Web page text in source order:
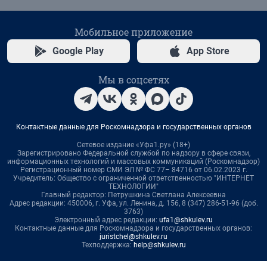
Мобильное приложение
Google Play App Store
Мы в соцсетях
Контактные данные для Роскомнадзора и государственных органов
Сетевое издание «Уфа1.ру» (18+)
Зарегистрировано Федеральной службой по надзору в сфере связи,
информационных технологий и массовых коммуникаций (Роскомнадзор)
Регистрационный номер СМИ ЭЛ № ФС 77– 84716 от 06.02.2023 г.
Учредитель: Общество с ограниченной ответственностью "ИНТЕРНЕТ
ТЕХНОЛОГИИ"
Главный редактор: Петрушкина Светлана Алексеевна
Адрес редакции: 450006, г. Уфа, ул. Ленина, д. 156, 8 (347) 286-51-96 (доб.
3763)
Электронный адрес редакции: ufa1@shkulev.ru
Контактные данные для Роскомнадзора и государственных органов:
juristchel@shkulev.ru
Техподдержка: help@shkulev.ru